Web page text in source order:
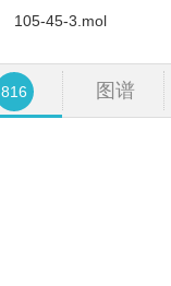
105-45-3.mol
816 图谱